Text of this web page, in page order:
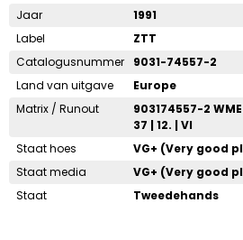
Jaar
1991
Label
ZTT
Catalogusnummer
9031-74557-2
Land van uitgave
Europe
Matrix / Runout
903174557-2
37 | 12. | VI
Staat hoes
VG+ (Very good
Staat media
VG+ (Very good
Staat
Tweedehands